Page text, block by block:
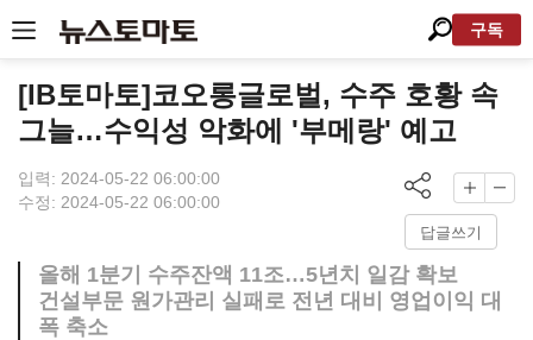
구독
[IB토마토]코오롱글로벌, 수주 호황 속
그늘…수익성 악화에 '부메랑' 예고
입력: 2024-05-22 06:00:00
수정: 2024-05-22 06:00:00
답글쓰기
올해 1분기 수주잔액 11조…5년치 일감 확보
건설부문 원가관리 실패로 전년 대비 영업이익 대
폭 축소